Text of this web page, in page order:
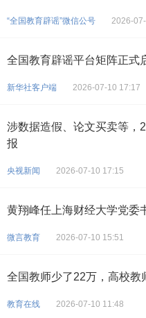
“全国教育辟谣”微信公号 2026-
全国教育辟谣平台矩阵正式
新华社客户端 2026-07-10 17:17
涉数据造假、论文买卖等，
报
央视新闻 2026-07-10 17:15
黄翔峰任上海财经大学党委
微言教育 2026-07-10 15:51
全国教师少了22万，高校教
教育在线 2026-07-10 11:48